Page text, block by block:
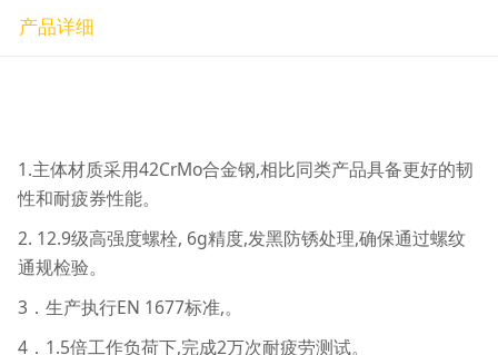
产品详细
1.主体材质采用42CrMo合金钢,相比同类产品具备更好的韧
性和耐疲券性能。
2. 12.9级高强度螺栓, 6g精度,发黑防锈处理,确保通过螺纹
通规检验。
3．生产执行EN 1677标准,。
4．1.5倍工作负荷下,完成2万次耐疲劳测试。